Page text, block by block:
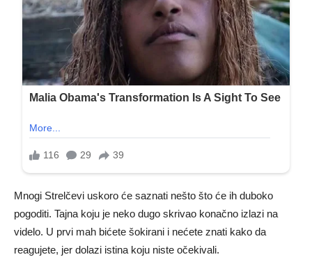
Mnogi Strelčevi uskoro će saznati nešto što će ih duboko
pogoditi. Tajna koju je neko dugo skrivao konačno izlazi na
videlo. U prvi mah bićete šokirani i nećete znati kako da
reagujete, jer dolazi istina koju niste očekivali.